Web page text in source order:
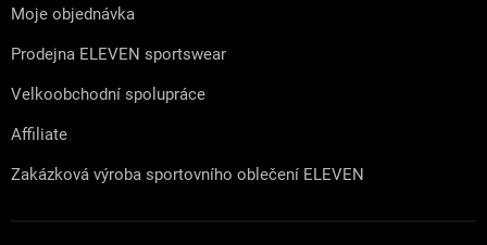
Moje objednávka
Prodejna ELEVEN sportswear
Velkoobchodní spolupráce
Affiliate
Zakázková výroba sportovního oblečení ELEVEN